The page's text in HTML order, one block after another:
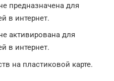
предназначена для
в интернет.
активирована для
в интернет.
на пластиковой карте.